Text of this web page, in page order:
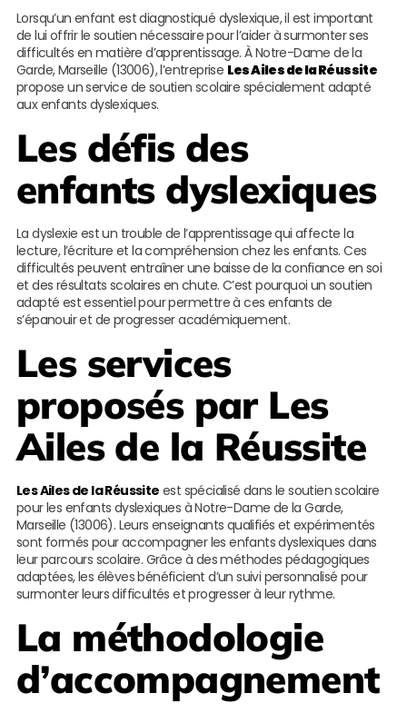
Lorsqu’un enfant est diagnostiqué dyslexique, il est important
de lui offrir le soutien nécessaire pour l’aider à surmonter ses
difficultés en matière d’apprentissage. À Notre-Dame de la
Garde, Marseille (13006), l’entreprise Les Ailes de la Réussite
propose un service de soutien scolaire spécialement adapté
aux enfants dyslexiques.
Les défis des
enfants dyslexiques
La dyslexie est un trouble de l’apprentissage qui affecte la
lecture, l’écriture et la compréhension chez les enfants. Ces
difficultés peuvent entraîner une baisse de la confiance en soi
et des résultats scolaires en chute. C’est pourquoi un soutien
adapté est essentiel pour permettre à ces enfants de
s’épanouir et de progresser académiquement.
Les services
proposés par Les
Ailes de la Réussite
Les Ailes de la Réussite est spécialisé dans le soutien scolaire
pour les enfants dyslexiques à Notre-Dame de la Garde,
Marseille (13006). Leurs enseignants qualifiés et expérimentés
sont formés pour accompagner les enfants dyslexiques dans
leur parcours scolaire. Grâce à des méthodes pédagogiques
adaptées, les élèves bénéficient d’un suivi personnalisé pour
surmonter leurs difficultés et progresser à leur rythme.
La méthodologie
d’accompagnement